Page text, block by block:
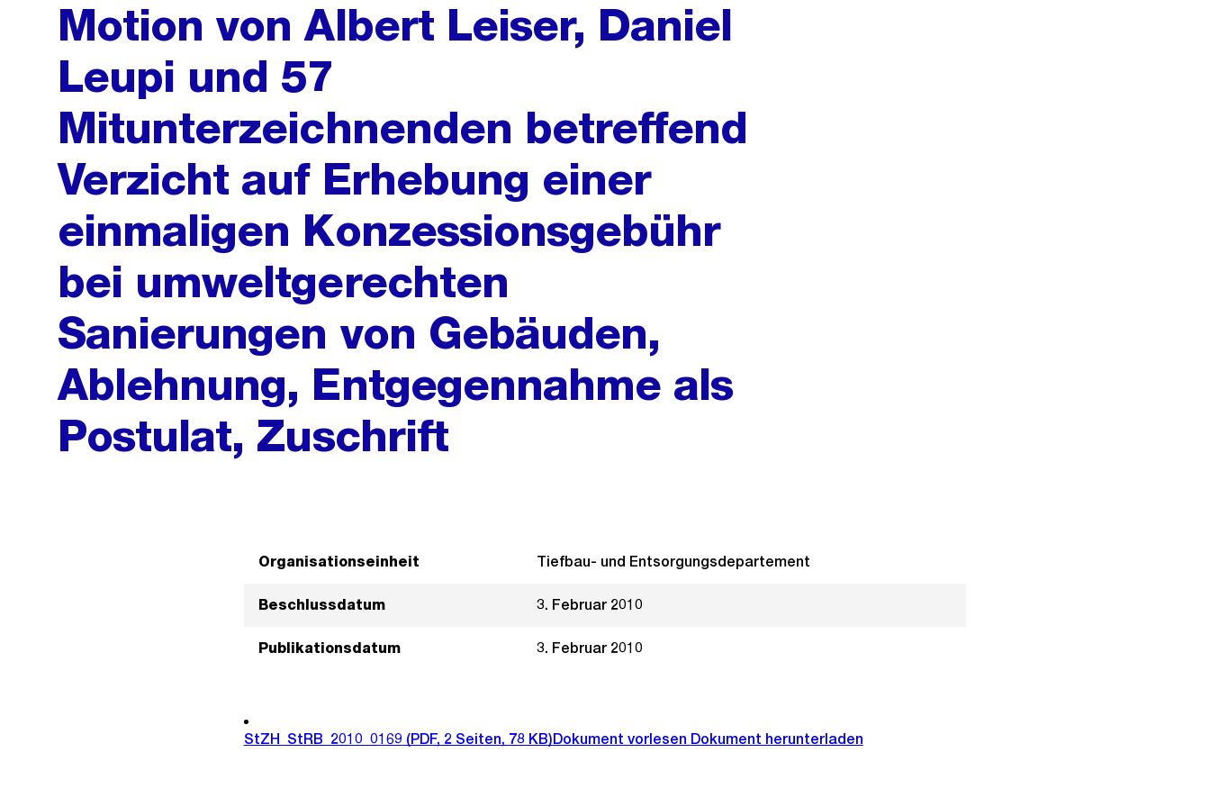
Motion von Albert Leiser, Daniel
Leupi und 57
Mitunterzeichnenden betreffend
Verzicht auf Erhebung einer
einmaligen Konzessionsgebühr
bei umweltgerechten
Sanierungen von Gebäuden,
Ablehnung, Entgegennahme als
Postulat, Zuschrift
Organisationseinheit Tiefbau- und Entsorgungsdepartement
Beschlussdatum 3. Februar 2010
Publikationsdatum 3. Februar 2010
StZH_StRB_2010_0169 (PDF, 2 Seiten, 78 KB)Dokument vorlesen Dokument herunterladen